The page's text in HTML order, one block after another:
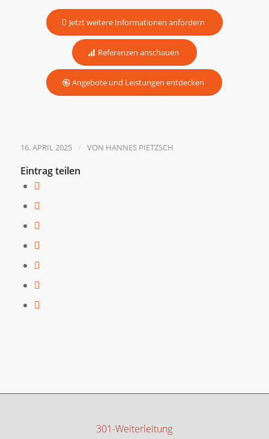
Jetzt weitere Informationen anfordern
Referenzen anschauen
Angebote und Leistungen entdecken
16. APRIL 2025 / VON HANNES PIETZSCH
Eintrag teilen
301-Weiterleitung